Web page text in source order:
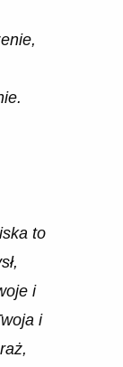
to
i
i